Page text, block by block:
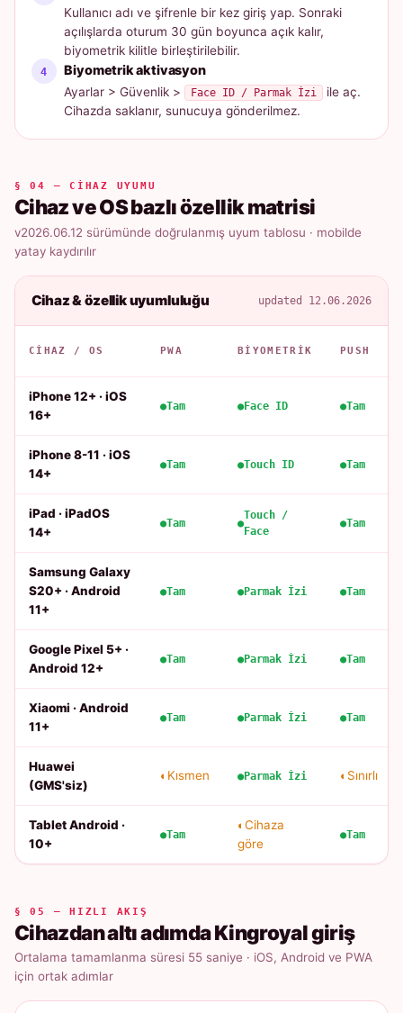
Kullanıcı adı ve şifrenle bir kez giriş yap. Sonraki
açılışlarda oturum 30 gün boyunca açık kalır,
biyometrik kilitle birleştirilebilir.
Biyometrik aktivasyon
Ayarlar > Güvenlik > Face ID / Parmak İzi
ile aç.
Cihazda saklanır, sunucuya gönderilmez.
§ 04 — CIHAZ UYUMU
Cihaz ve OS bazlı özellik matrisi
v2026.06.12 sürümünde doğrulanmış uyum tablosu · mobilde
yatay kaydırılır
Cihaz & özellik uyumluluğu updated 12.06.2026
CIHAZ / OS PWA BIYOMETRIK PUSH
iPhone 12+ · iOS
16+
Tam Face ID Tam
iPhone 8-11 · iOS
14+
Tam Touch ID Tam
iPad · iPadOS
14+
Tam
Touch /
Face
Tam
Samsung Galaxy
S20+ · Android
11+
Tam Parmak İzi Tam
Google Pixel 5+ ·
Android 12+
Tam Parmak İzi Tam
Xiaomi · Android
11+
Tam Parmak İzi Tam
Huawei
(GMS'siz)
Kısmen Parmak İzi Sınırlı
Tablet Android ·
10+
Tam
Cihaza
göre
Tam
§ 05 — HIZLI AKIŞ
Cihazdan altı adımda Kingroyal giriş
Ortalama tamamlanma süresi 55 saniye · iOS, Android ve PWA
için ortak adımlar